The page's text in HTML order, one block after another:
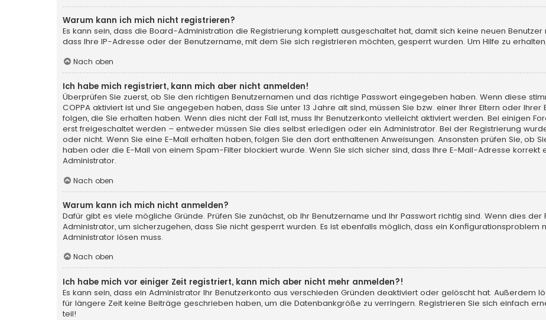
Warum kann ich mich nicht registrieren?
Es kann sein, dass die Board-Administration die Registrierung komplett ausgeschaltet hat, damit sich keine neuen
dass Ihre IP-Adresse oder der Benutzername, mit dem Sie sich registrieren möchten, gesperrt wurden. Um Hilfe zu
Nach oben
Ich habe mich registriert, kann mich aber nicht anmelden!
Überprüfen Sie zuerst, ob Sie den richtigen Benutzernamen und das richtige Passwort eingegeben haben. Wenn diese
COPPA aktiviert ist und Sie angegeben haben, dass Sie unter 13 Jahre alt sind, müssen Sie bzw. einer Ihrer Eltern oder
folgen, die Sie erhalten haben. Wenn dies nicht der Fall ist, muss Ihr Benutzerkonto vielleicht aktiviert werden. Bei einigen
erst freigeschaltet werden – entweder müssen Sie dies selbst erledigen oder ein Administrator. Bei der Registrierung
oder nicht. Wenn Sie eine E-Mail erhalten haben, folgen Sie den dort enthaltenen Anweisungen. Ansonsten prüfen Sie, ob
haben oder die E-Mail von einem Spam-Filter blockiert wurde. Wenn Sie sich sicher sind, dass Ihre E-Mail-Adresse
Administrator.
Nach oben
Warum kann ich mich nicht anmelden?
Dafür gibt es viele mögliche Gründe. Prüfen Sie zunächst, ob Ihr Benutzername und Ihr Passwort richtig sind. Wenn dies
Administrator, um sicherzugehen, dass Sie nicht gesperrt wurden. Es ist ebenfalls möglich, dass ein Konfigurationsproblem
Administrator lösen muss.
Nach oben
Ich habe mich vor einiger Zeit registriert, kann mich aber nicht mehr anmelden?!
Es kann sein, dass ein Administrator Ihr Benutzerkonto aus verschieden Gründen deaktiviert oder gelöscht hat. Außerdem
für längere Zeit keine Beiträge geschrieben haben, um die Datenbankgröße zu verringern. Registrieren Sie sich einfach
teil!